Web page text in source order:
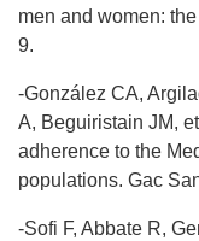
men and women:
9.
-González CA,
A, Beguiristain JM,
adherence to the
populations. Gac
-Sofi F, Abbate R,